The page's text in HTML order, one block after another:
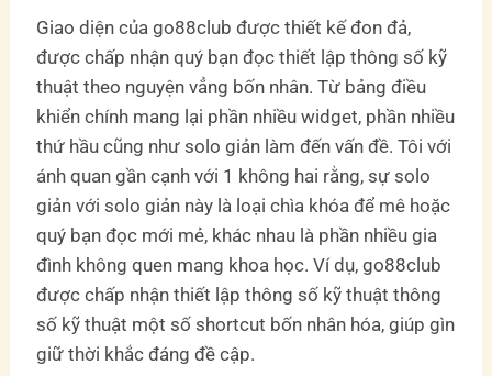
Giao diện của go88club được thiết kế đon đả,
được chấp nhận quý bạn đọc thiết lập thông số kỹ
thuật theo nguyện vẳng bốn nhân. Từ bảng điều
khiển chính mang lại phần nhiều widget, phần nhiều
thứ hầu cũng như solo giản làm đến vấn đề. Tôi với
ánh quan gần cạnh với 1 không hai rằng, sự solo
giản với solo giản này là loại chìa khóa để mê hoặc
quý bạn đọc mới mẻ, khác nhau là phần nhiều gia
đình không quen mang khoa học. Ví dụ, go88club
được chấp nhận thiết lập thông số kỹ thuật thông
số kỹ thuật một số shortcut bốn nhân hóa, giúp gìn
giữ thời khắc đáng đề cập.